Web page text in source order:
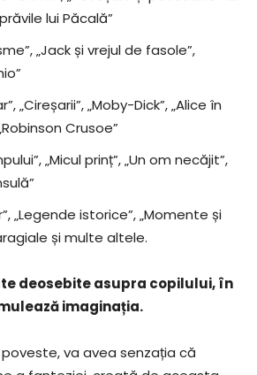
lui Păcală”
„Jack și vrejul de fasole”,
„Cireșarii”, „Moby-Dick”, „Alice în
Crusoe”
„Micul prinț”, „Un om necăjit”,
„Legende istorice”, „Momente și
și multe altele.
deosebite asupra copilului, în
imaginația.
va avea senzația că